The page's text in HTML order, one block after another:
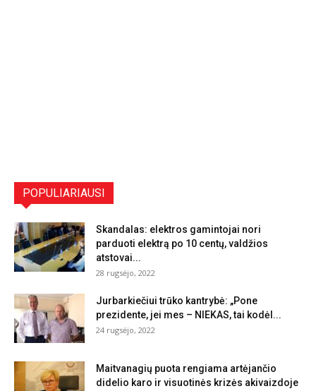
POPULIARIAUSI
Skandalas: elektros gamintojai nori
parduoti elektrą po 10 centų, valdžios
atstovai...
28 rugsėjo, 2022
Jurbarkiečiui trūko kantrybė: „Pone
prezidente, jei mes – NIEKAS, tai kodėl...
24 rugsėjo, 2022
Maitvanagių puota rengiama artėjančio
didelio karo ir visuotinės krizės akivaizdoje